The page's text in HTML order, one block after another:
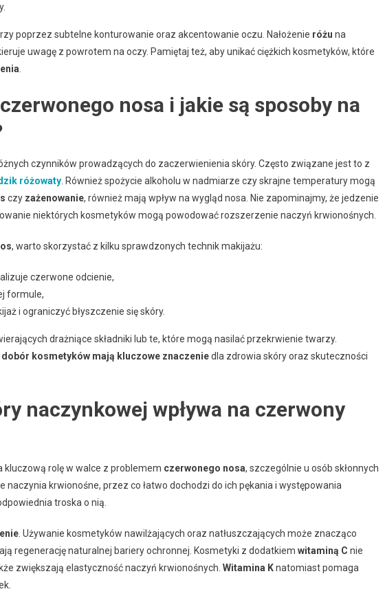
poprzez subtelne konturowanie oraz akcentowanie oczu. Nałożenie różu na
uwagę z powrotem na oczy. Pamiętaj też, aby unikać ciężkich kosmetyków, które
nosa i jakie są sposoby na
czynników prowadzących do zaczerwienienia skóry. Często związane jest to z
różowaty . Również spożycie alkoholu w nadmiarze czy skrajne temperatury mogą
czy zażenowanie, również mają wpływ na wygląd nosa. Nie zapominajmy, że jedzenie
niektórych kosmetyków mogą powodować rozszerzenie naczyń krwionośnych.
, warto skorzystać z kilku sprawdzonych technik makijażu:
czerwone odcienie,
formule,
i ograniczyć błyszczenie się skóry.
drażniące składniki lub te, które mogą nasilać przekrwienie twarzy.
kosmetyków mają kluczowe znaczeniedla zdrowia skóry oraz skuteczności
naczynkowej wpływa na czerwony
kluczową rolę w walce z problemem czerwonego nosa, szczególnie u osób skłonnych
naczynia krwionośne, przez co łatwo dochodzi do ich pękania i występowania
troska o nią.
. Używanie kosmetyków nawilżających oraz natłuszczających może znacząco
regenerację naturalnej bariery ochronnej. Kosmetyki z dodatkiem witaminą C nie
zwiększają elastyczność naczyń krwionośnych. Witamina Knatomiast pomaga